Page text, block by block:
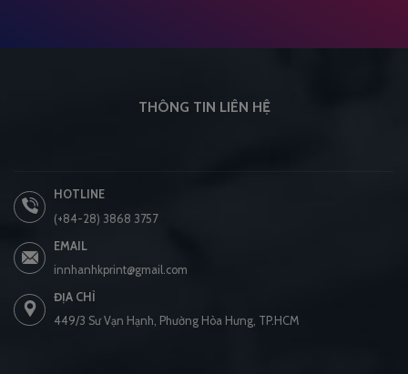
THÔNG TIN LIÊN HỆ
HOTLINE
(+84-28) 3868 3757
EMAIL
innhanhkprint@gmail.com
ĐỊA CHỈ
449/3 Sư Vạn Hạnh, Phường Hòa Hưng, TP.HCM